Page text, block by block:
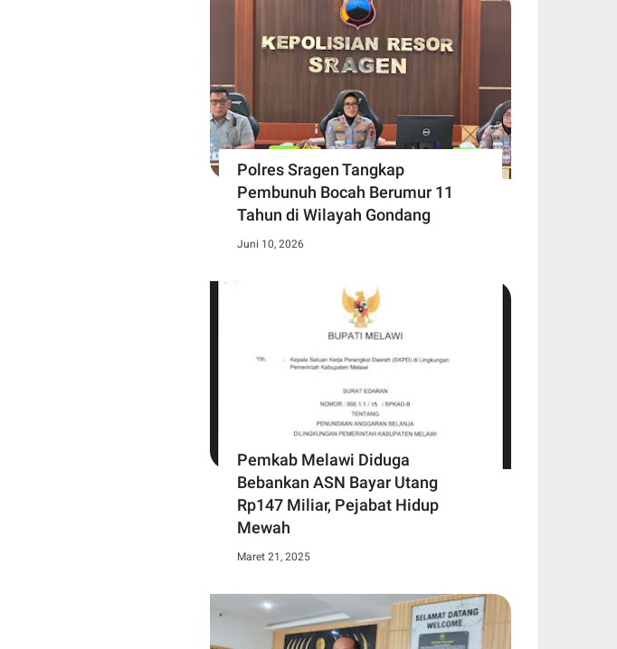
Polres Sragen Tangkap
Pembunuh Bocah Berumur 11
Tahun di Wilayah Gondang
Juni 10, 2026
Pemkab Melawi Diduga
Bebankan ASN Bayar Utang
Rp147 Miliar, Pejabat Hidup
Mewah
Maret 21, 2025